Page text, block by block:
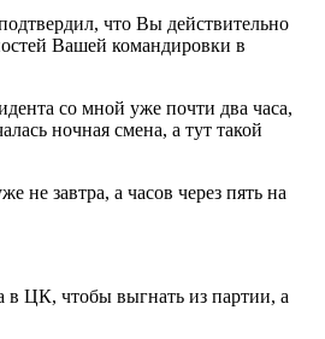
что Вы действительно
Вашей командировки в
со мной уже почти два часа,
ночная смена, а тут такой
завтра, а часов через пять на
в ЦК, чтобы выгнать из партии, а